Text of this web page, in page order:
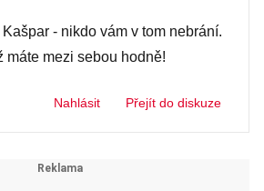
- nikdo vám v tom nebrání.
máte mezi sebou hodně!
Nahlásit Přejít do diskuze